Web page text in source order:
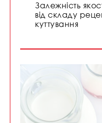
Залежність
від складу
куттування